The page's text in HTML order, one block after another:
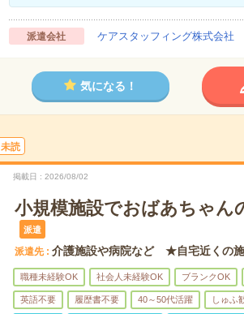
派遣会社 ケアスタッフィング株式会社
気になる！
未読
掲載日 2026/08/02
小規模施設でおばあちゃん
派遣
派遣先 介護施設や病院など ★自宅近くの
職種未経験OK 社会人未経験OK ブランクOK
英語不要 履歴書不要 40～50代活躍 しゅふ